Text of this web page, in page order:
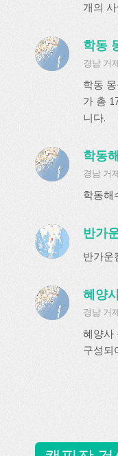
개의
학동
경남 거
학동
가 총
니다.
학동
경남 거
학동해
반가
반가운
혜양
경남 거
혜양사
구성되